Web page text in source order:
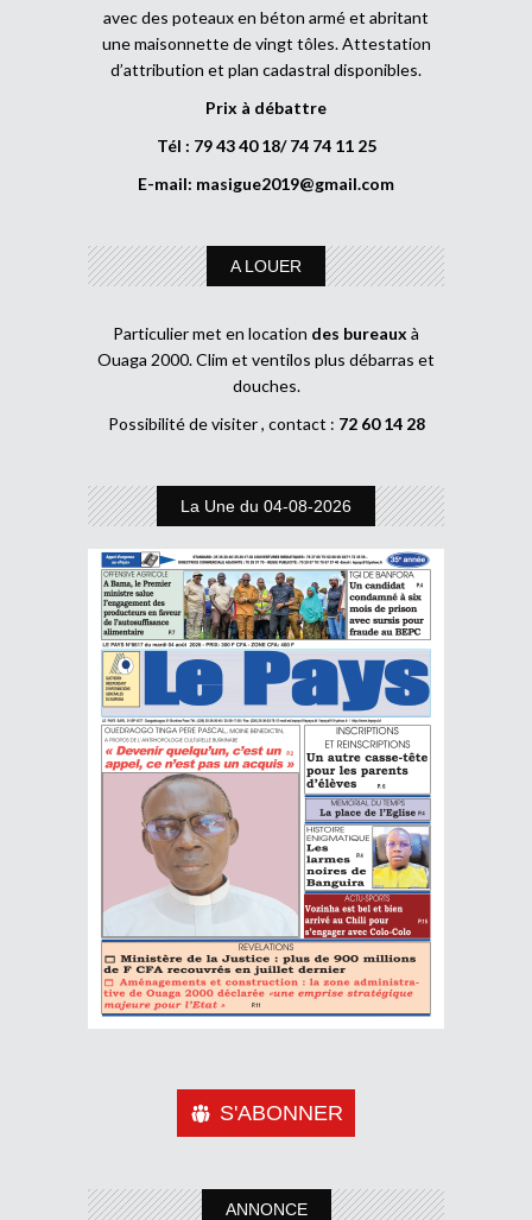
avec des poteaux en béton armé et abritant
une maisonnette de vingt tôles. Attestation
d’attribution et plan cadastral disponibles.
Prix à débattre
Tél : 79 43 40 18/ 74 74 11 25
E-mail: masigue2019@gmail.com
A LOUER
Particulier met en location des bureaux à
Ouaga 2000. Clim et ventilos plus débarras et
douches.
Possibilité de visiter , contact : 72 60 14 28
La Une du 04-08-2026
S'ABONNER
ANNONCE